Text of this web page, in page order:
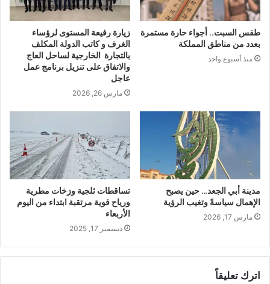
طقس السبت.. أجواء حارة مستمرة
بعدد من مناطق المملكة
منذ أسبوع واحد
زيارة رفيعة المستوى لرؤساء
الغرف و كاتب الدولة المكلف
بالتجارة الخارجية لساحل العاج
والاتفاق على تنزيل برنامج عمل
عاجل
مارس 26, 2026
مدينة أبي الجعد… حين يصبح
الإهمال سياسةً وتغيب الرؤية
مارس 17, 2026
تساقطات ثلجية وزخات مطرية
ورياح قوية مرتقبة ابتداء من اليوم
الأربعاء
ديسمبر 17, 2025
اترك تعليقاً